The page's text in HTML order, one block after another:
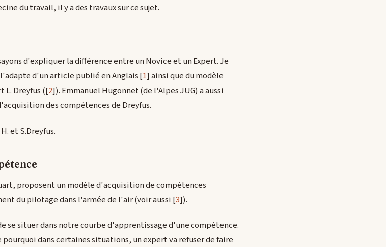
du travail, il y a des travaux sur ce sujet.
d'expliquer la différence entre un Novice et un Expert. Je
d'un article publié en Anglais [1] ainsi que du modèle
L. Dreyfus ([2]). Emmanuel Hugonnet (de l'Alpes JUG) a aussi
des compétences de Dreyfus.
et S.Dreyfus.
proposent un modèle d'acquisition de compétences
du pilotage dans l'armée de l'air (voir aussi [3]).
se situer dans notre courbe d'apprentissage d'une compétence.
dans certaines situations, un expert va refuser de faire